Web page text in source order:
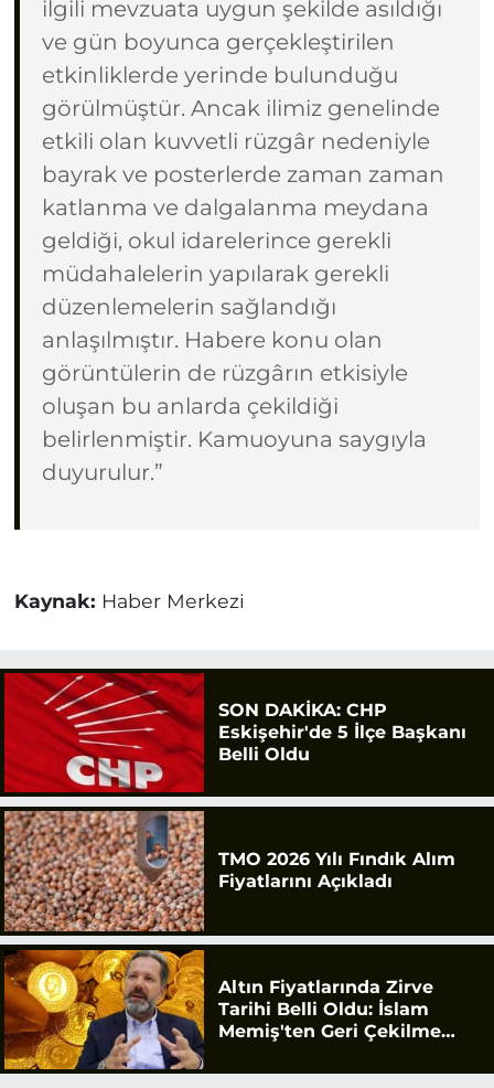
ilgili mevzuata uygun şekilde asıldığı
ve gün boyunca gerçekleştirilen
etkinliklerde yerinde bulunduğu
görülmüştür. Ancak ilimiz genelinde
etkili olan kuvvetli rüzgâr nedeniyle
bayrak ve posterlerde zaman zaman
katlanma ve dalgalanma meydana
geldiği, okul idarelerince gerekli
müdahalelerin yapılarak gerekli
düzenlemelerin sağlandığı
anlaşılmıştır. Habere konu olan
görüntülerin de rüzgârın etkisiyle
oluşan bu anlarda çekildiği
belirlenmiştir. Kamuoyuna saygıyla
duyurulur.”
Kaynak: Haber Merkezi
SON DAKİKA: CHP
Eskişehir'de 5 İlçe Başkanı
Belli Oldu
TMO 2026 Yılı Fındık Alım
Fiyatlarını Açıkladı
Altın Fiyatlarında Zirve
Tarihi Belli Oldu: İslam
Memiş'ten Geri Çekilme